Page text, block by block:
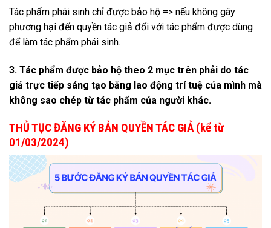
Tác phẩm phái sinh chỉ được bảo hộ => nếu không gây
phương hại đến quyền tác giả đối với tác phẩm được dùng
để làm tác phẩm phái sinh.
3. Tác phẩm được bảo hộ theo 2 mục trên phải do tác
giả trực tiếp sáng tạo bằng lao động trí tuệ của mình mà
không sao chép từ tác phẩm của người khác.
THỦ TỤC ĐĂNG KÝ BẢN QUYỀN TÁC GIẢ (kể từ
01/03/2024)